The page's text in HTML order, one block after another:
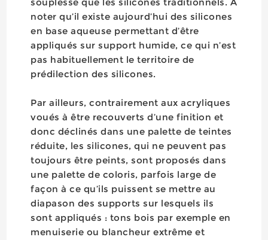
noter qu’il existe aujourd’hui des silicones
en base aqueuse permettant d’être
appliqués sur support humide, ce qui n’est
pas habituellement le territoire de
prédilection des silicones.
Par ailleurs, contrairement aux acryliques
voués à être recouverts d’une finition et
donc déclinés dans une palette de teintes
réduite, les silicones, qui ne peuvent pas
toujours être peints, sont proposés dans
une palette de coloris, parfois large de
façon à ce qu’ils puissent se mettre au
diapason des supports sur lesquels ils
sont appliqués : tons bois par exemple en
menuiserie ou blancheur extrême et